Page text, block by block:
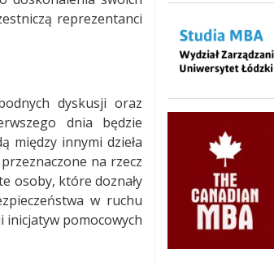
reprezentanci
dyskusji oraz
dnia będzie
między innymi dzieła
na rzecz
osoby, które doznały
w ruchu
inicjatyw pomocowych